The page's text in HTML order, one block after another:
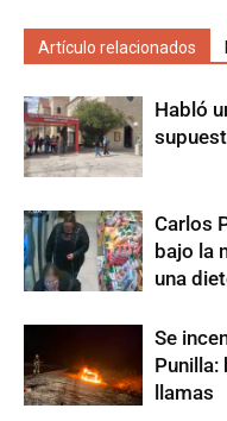
Artículo relacionados
Habló
Carlos
bajo la
una
Se
llamas